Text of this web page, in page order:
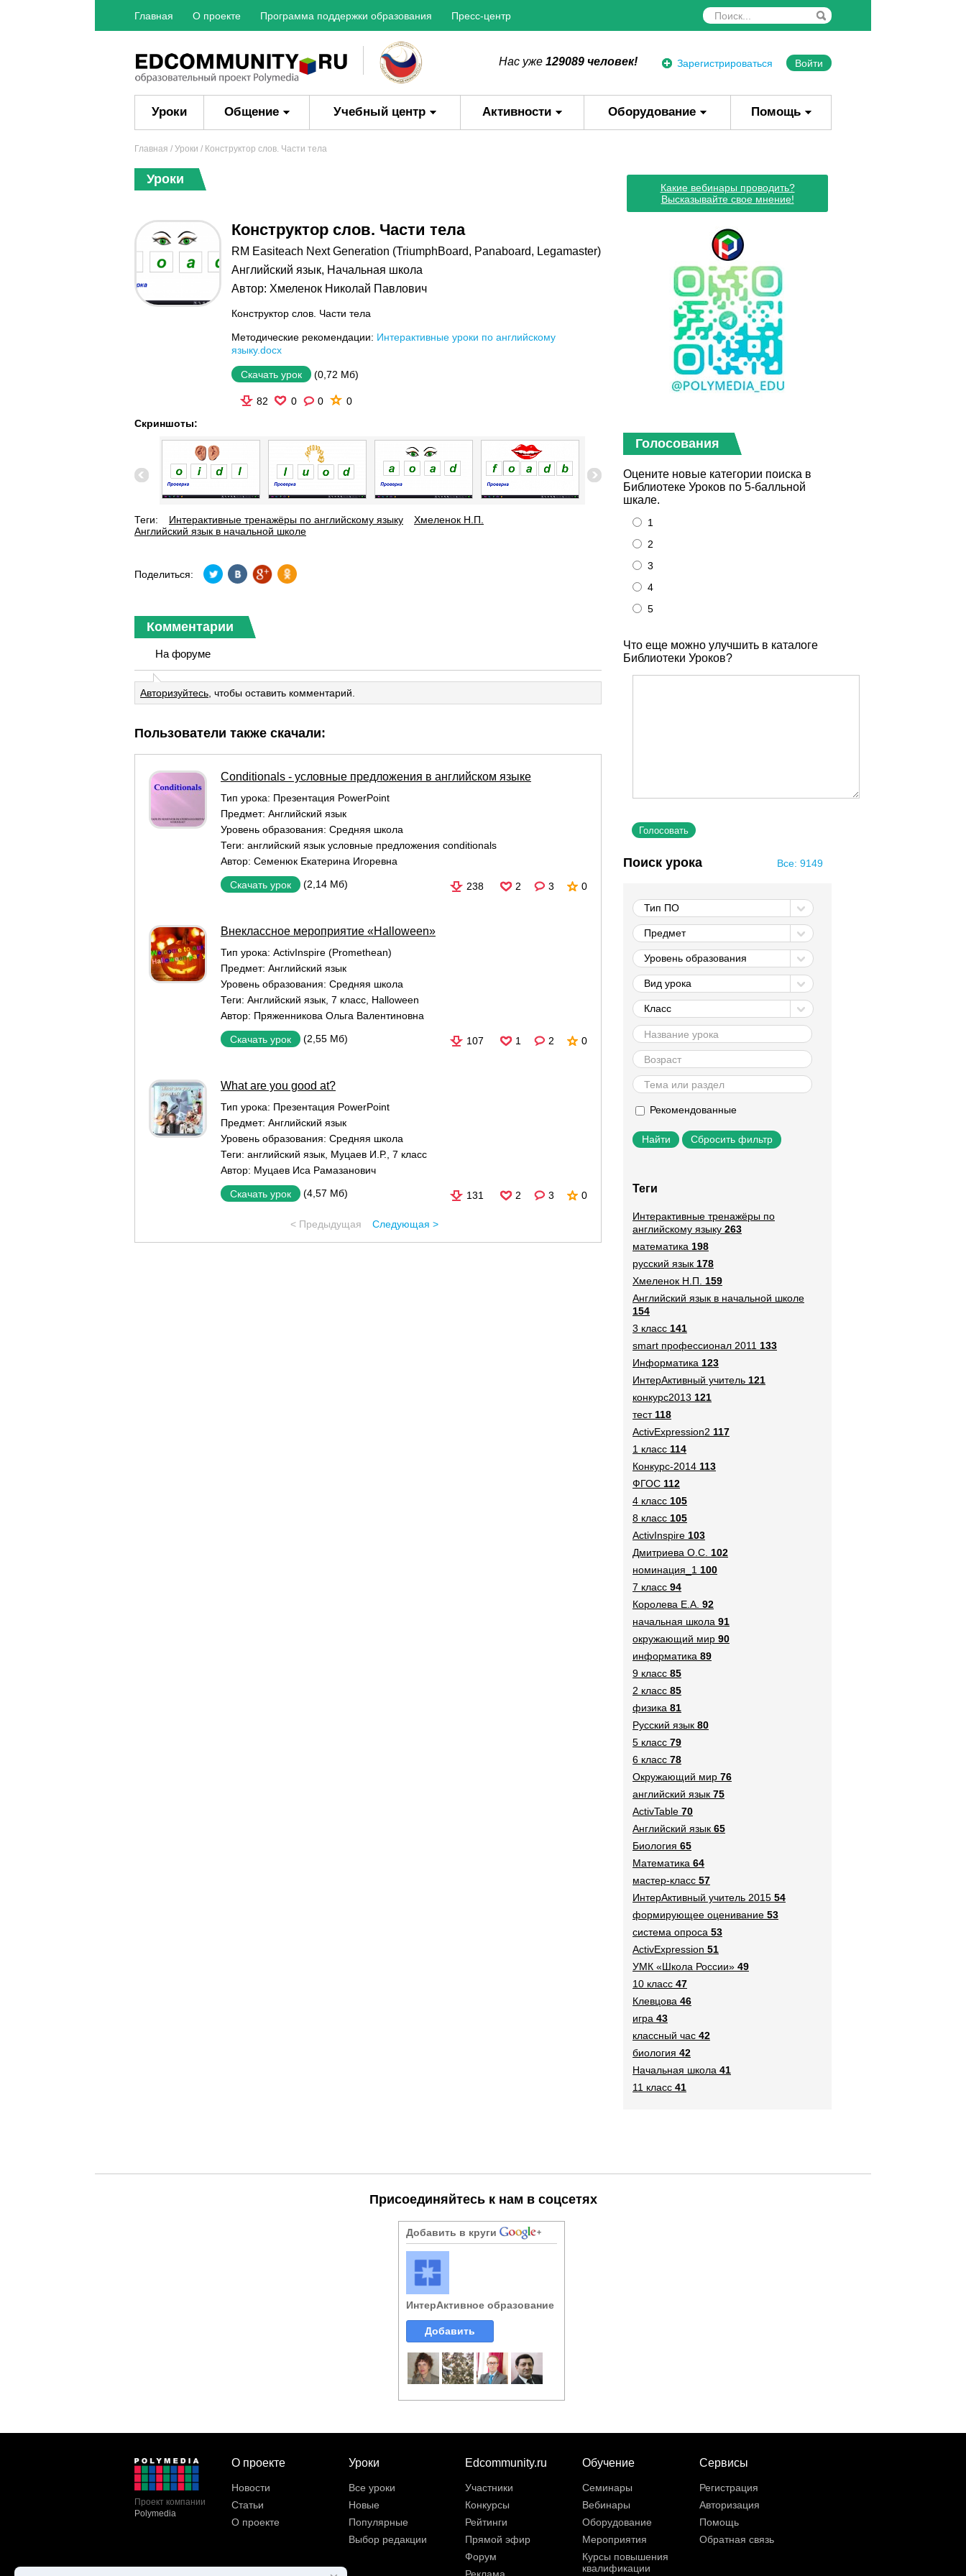
Главная О проекте Программа поддержки образования Пресс-центр
Зарегистрироваться Войти
Нас уже 129089 человек!
Уроки Общение Учебный центр Активности Оборудование Помощь
Главная / Уроки / Конструктор слов. Части тела
Уроки
Конструктор слов. Части тела
RM Easiteach Next Generation (TriumphBoard, Panaboard, Legamaster)
Английский язык, Начальная школа
Автор: Хмеленок Николай Павлович
Конструктор слов. Части тела
Методические рекомендации: Интерактивные уроки по английскому
языку.docx
Скачать урок (0,72 Мб)
82 0 0
0
Скриншоты:
Теги: Интерактивные тренажёры по английскому языку
Хмеленок Н.П.
Английский язык в начальной школе
Поделиться:
Комментарии
На форуме
Авторизуйтесь , чтобы оставить комментарий.
Пользователи также скачали:
Conditionals - условные предложения в английском языке
Тип урока: Презентация PowerPoint
Предмет: Английский язык
Уровень образования: Средняя школа
Теги: английский язык условные предложения conditionals
Автор: Семенюк Екатерина Игоревна
Скачать урок (2,14 Мб) 238 2 3 0
Внеклассное мероприятие «Halloween»
Тип урока: ActivInspire (Promethean)
Предмет: Английский язык
Уровень образования: Средняя школа
Теги: Английский язык 7 класс Halloween
Автор: Пряженникова Ольга Валентиновна
Скачать урок (2,55 Мб) 107 1 2 0
What are you good at?
Тип урока: Презентация PowerPoint
Предмет: Английский язык
Уровень образования: Средняя школа
Теги: английский язык Муцаев И.Р. 7 класс
Автор: Муцаев Иса Рамазанович
Скачать урок (4,57 Мб) 131 2 3 0
< Предыдущая Следующая >
Какие вебинары проводить?
Высказывайте свое мнение!
Голосования
Оцените новые категории поиска в
Библиотеке Уроков по 5-балльной
шкале.
1
2
3
4
5
Что еще можно улучшить в каталоге
Библиотеки Уроков?
Все: 9149
Поиск урока
Тип ПО
Предмет
Уровень образования
Вид урока
Класс
Рекомендованные
Сбросить фильтр
Теги
Интерактивные тренажёры по
английскому языку 263
математика 198
русский язык 178
Хмеленок Н.П.
159
Английский язык в начальной школе
154
3 класс 141
smart профессионал 2011 133
Информатика 123
ИнтерАктивный учитель 121
конкурс2013 121
тест118
ActivExpression2 117
1 класс 114
Конкурс-2014 113
ФГОС 112
4 класс 105
8 класс 105
ActivInspire 103
Дмитриева О.С. 102
номинация_1 100
7 класс 94
Королева Е.А. 92
начальная школа 91
окружающий мир 90
информатика 89
9 класс 85
2 класс 85
физика 81
Русский язык 80
5 класс 79
6 класс 78
Окружающий мир 76
английский язык 75
ActivTable 70
Английский язык 65
Биология 65
Математика 64
мастер-класс 57
ИнтерАктивный учитель 2015 54
формирующее оценивание 53
система опроса 53
ActivExpression 51
УМК «Школа России» 49
10 класс 47
Клевцова 46
игра 43
классный час 42
биология 42
Начальная школа 41
11 класс 41
Присоединяйтесь к нам в соцсетях
Добавить в круги
ИнтерАктивное образование
Добавить
Проект компании
Polymedia
О проекте
Новости
Статьи
О проекте
Уроки
Все уроки
Новые
Популярные
Выбор редакции
Edcommunity.ru
Участники
Конкурсы
Рейтинги
Прямой эфир
Форум
Реклама
Обучение
Семинары
Вебинары
Оборудование
Мероприятия
Курсы повышения
квалификации
Сервисы
Регистрация
Авторизация
Помощь
Обратная связь